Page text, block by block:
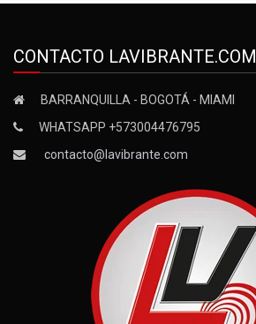
CONTACTO LAVIBRANTE.COM
BARRANQUILLA - BOGOTÁ - MIAMI
WHATSAPP +573004476795
contacto@lavibrante.com